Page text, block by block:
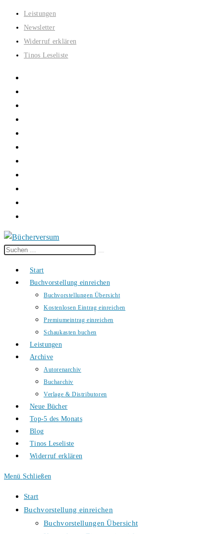
Zum
Inhalt
springen
Leistungen
Newsletter
Widerruf erklären
Tinos Leseliste
Diese
durchsuchen
Start
Buchvorstellung einreichen
Buchvorstellungen Übersicht
Kostenlosen Eintrag einreichen
Premiumeintrag einreichen
Schaukasten buchen
Leistungen
Archive
Autorenarchiv
Bucharchiv
Verlage & Distributoren
Neue Bücher
Top-5 des Monats
Blog
Tinos Leseliste
Widerruf erklären
Menü Schließen
Start
Buchvorstellung einreichen
Buchvorstellungen Übersicht